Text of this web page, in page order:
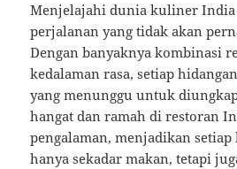
Menjelajahi dunia kuliner India
perjalanan yang tidak akan
Dengan banyaknya kombinasi
kedalaman rasa, setiap
yang menunggu untuk
hangat dan ramah di restoran
pengalaman, menjadikan
hanya sekadar makan, tetapi